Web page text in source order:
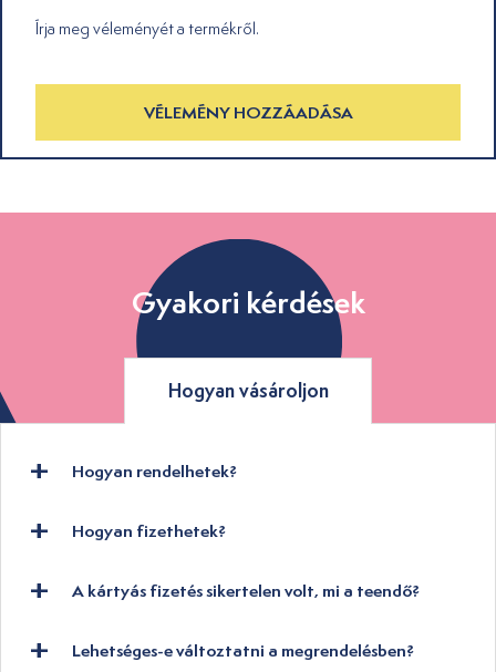
Írja meg véleményét a termékről.
VÉLEMÉNY HOZZÁADÁSA
Gyakori kérdések
Hogyan vásároljon
Hogyan rendelhetek?
Hogyan fizethetek?
A kártyás fizetés sikertelen volt, mi a teendő?
Lehetséges-e változtatni a megrendelésben?